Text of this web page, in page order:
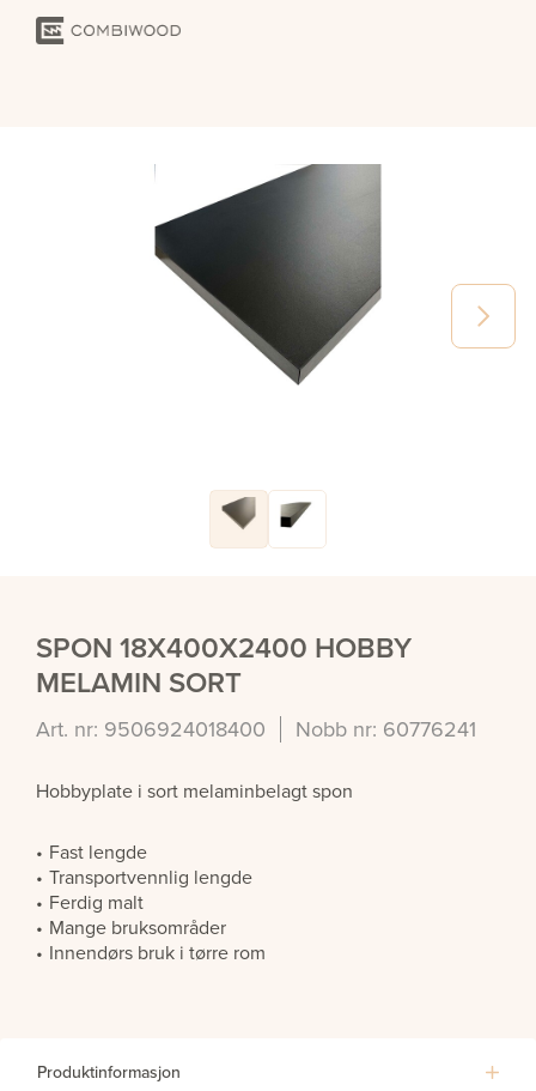
SPON 18X400X2400 HOBBY
MELAMIN SORT
Art. nr: 9506924018400 Nobb nr: 60776241
Hobbyplate i sort melaminbelagt spon
Fast lengde
Transportvennlig lengde
Ferdig malt
Mange bruksområder
Innendørs bruk i tørre rom
Produktinformasjon